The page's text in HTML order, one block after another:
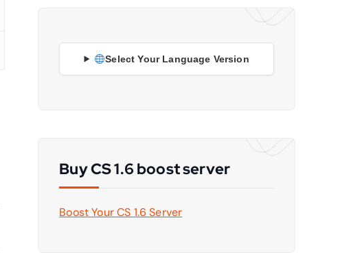
Select Your Language Version
Buy CS 1.6 boost server
Boost Your CS 1.6 Server